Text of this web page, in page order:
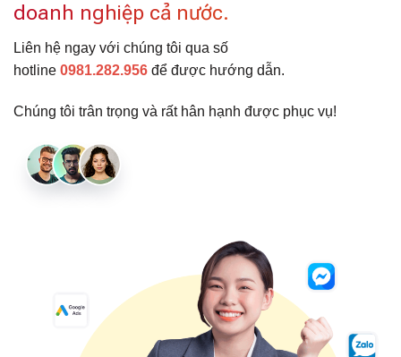
doanh nghiệp cả nước.
Liên hệ ngay với chúng tôi qua số
hotline 0981.282.956 để được hướng dẫn.
Chúng tôi trân trọng và rất hân hạnh được phục vụ!